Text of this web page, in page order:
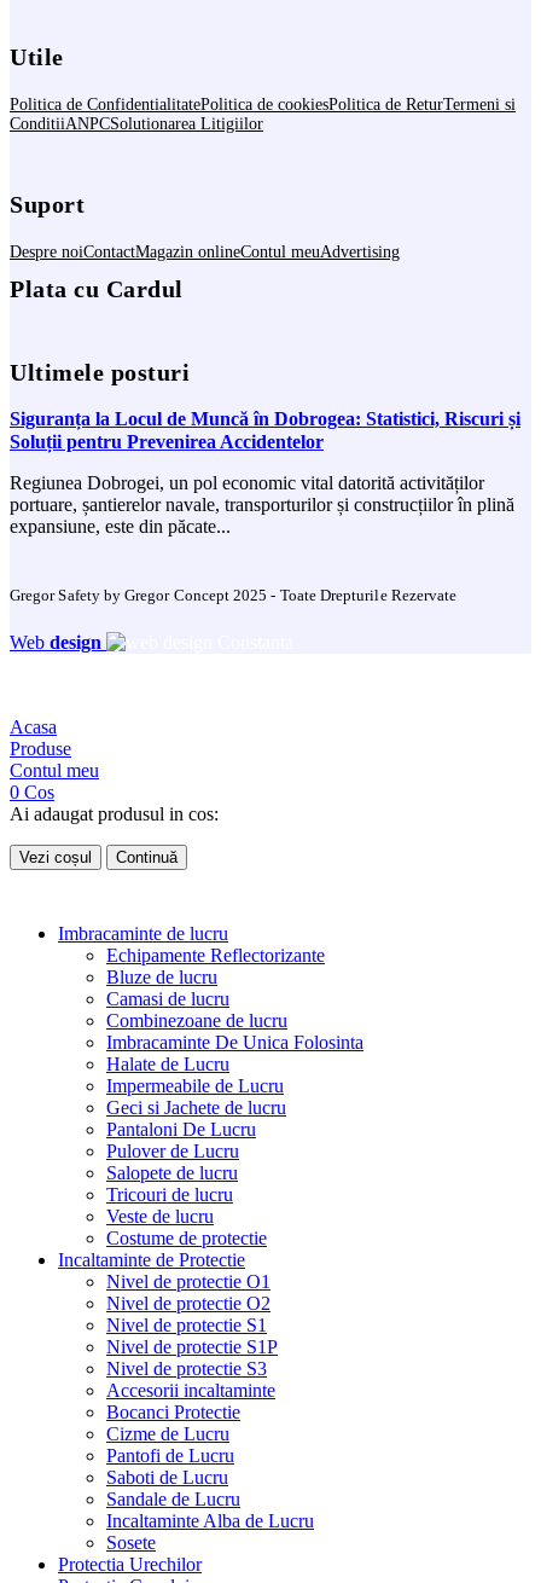
Utile
Politica de ConfidentialitatePolitica de cookiesPolitica de ReturTermeni si
ConditiiANPCSolutionarea Litigiilor
Suport
Despre noiContactMagazin onlineContul meuAdvertising
Plata cu Cardul
Ultimele posturi
Siguranța la Locul de Muncă în Dobrogea: Statistici, Riscuri și
Soluții pentru Prevenirea Accidentelor
Regiunea Dobrogei, un pol economic vital datorită activităților
portuare, șantierelor navale, transporturilor și construcțiilor în plină
expansiune, este din păcate...
Gregor Safety by Gregor Concept 2025 - Toate Drepturile Rezervate
Web design
Acasa
Produse
Contul meu
0 Cos
Ai adaugat produsul in cos:
Vezi coșul Continuă
Imbracaminte de lucru
Echipamente Reflectorizante
Bluze de lucru
Camasi de lucru
Combinezoane de lucru
Imbracaminte De Unica Folosinta
Halate de Lucru
Impermeabile de Lucru
Geci si Jachete de lucru
Pantaloni De Lucru
Pulover de Lucru
Salopete de lucru
Tricouri de lucru
Veste de lucru
Costume de protectie
Incaltaminte de Protectie
Nivel de protectie O1
Nivel de protectie O2
Nivel de protectie S1
Nivel de protectie S1P
Nivel de protectie S3
Accesorii incaltaminte
Bocanci Protectie
Cizme de Lucru
Pantofi de Lucru
Saboti de Lucru
Sandale de Lucru
Incaltaminte Alba de Lucru
Sosete
Protectia Urechilor